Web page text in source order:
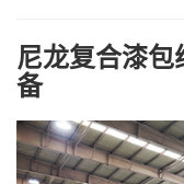
尼龙复合漆
备